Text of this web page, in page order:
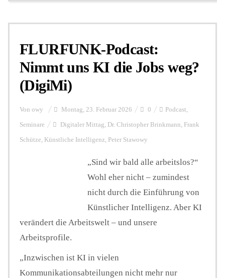
FLURFUNK-Podcast:
Nimmt uns KI die Jobs weg?
(DigiMi)
Von owy Montag, 23. Februar 2026 0 Podcast,
Seminare Digitaler Mittag, Dr. Christopher Brinkmann, Frank
Schütze, Künstliche Intelligenz, Peter Stawowy
„Sind wir bald alle arbeitslos?“
Wohl eher nicht – zumindest
nicht durch die Einführung von
Künstlicher Intelligenz. Aber KI
verändert die Arbeitswelt – und unsere
Arbeitsprofile.
„Inzwischen ist KI in vielen
Kommunikationsabteilungen nicht mehr nur